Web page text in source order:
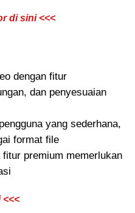
di sini <<<
dengan fitur
dan penyesuaian
yang sederhana,
format file
fitur premium memerlukan